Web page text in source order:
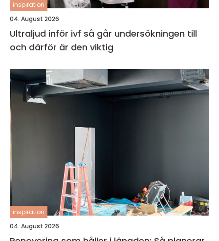
inspiration
04. August 2026
Ultraljud inför ivf så går undersökningen till
och därför är den viktig
inspiration
04. August 2026